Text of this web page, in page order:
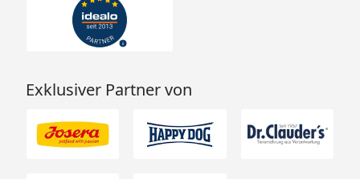
Exklusiver Partner von